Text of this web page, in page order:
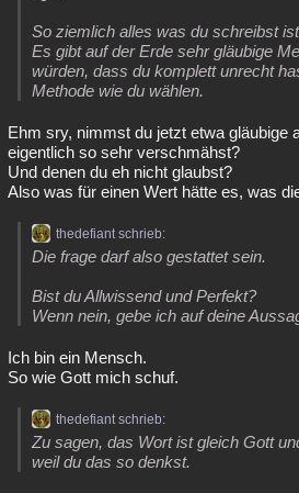
So ziemlich alles was du schreibst
Es gibt auf der Erde sehr gläubige
würden, dass du komplett unrecht
Methode wie du wählen.
Ehm sry, nimmst du jetzt etwa gläubige
eigentlich so sehr verschmähst?
Und denen du eh nicht glaubst?
Also was für einen Wert hätte es, was
thedefiant schrieb:
Die frage darf also gestattet sein.
Bist du Allwissend und Perfekt?
Wenn nein, gebe ich auf deine
Ich bin ein Mensch.
So wie Gott mich schuf.
thedefiant schrieb:
Zu sagen, das Wort ist gleich Gott
weil du das so denkst.